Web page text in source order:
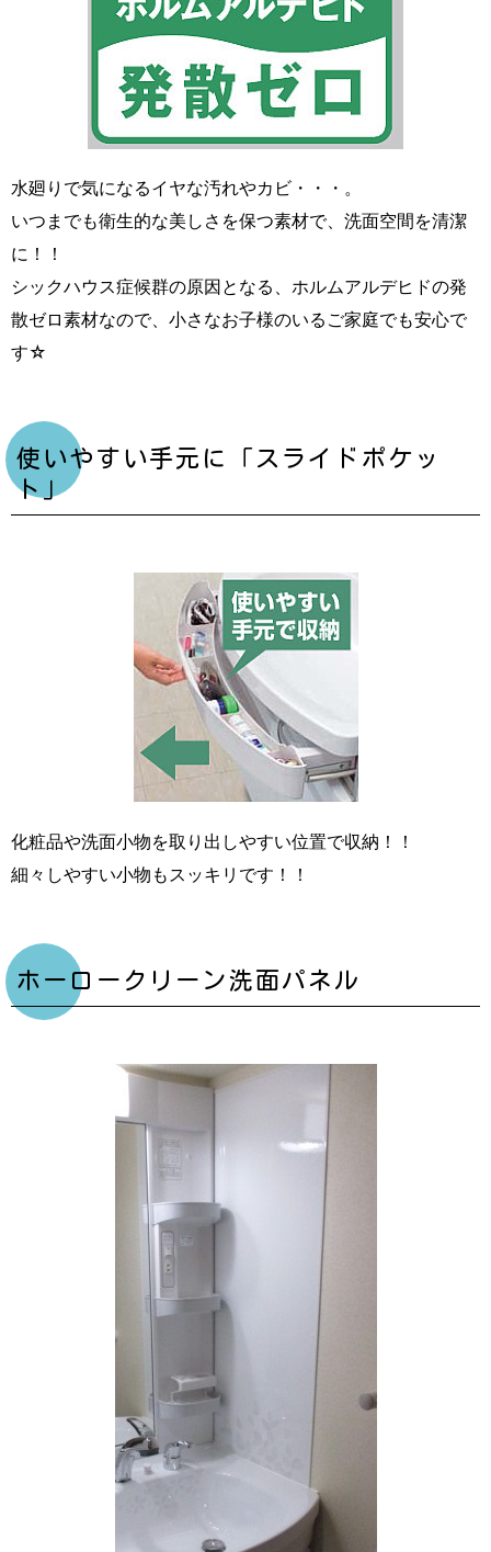
水廻りで気になるイヤな汚れやカビ・・・。
いつまでも衛生的な美しさを保つ素材で、洗面空間を清潔
に！！
シックハウス症候群の原因となる、ホルムアルデヒドの発
散ゼロ素材なので、小さなお子様のいるご家庭でも安心で
す☆
使いやすい手元に「スライドポケッ
ト」
化粧品や洗面小物を取り出しやすい位置で収納！！
細々しやすい小物もスッキリです！！
ホーロークリーン洗面パネル